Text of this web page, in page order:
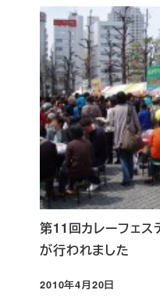
第11回カレーフェス
が行われました
投稿日
2010年4月20日